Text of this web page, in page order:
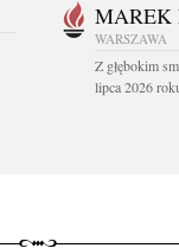
MAREK
WARSZAWA
Z głębokim
lipca 2026